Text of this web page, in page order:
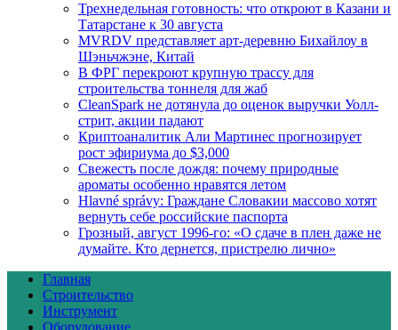
Трехнедельная готовность: что откроют в Казани и
Татарстане к 30 августа
MVRDV представляет арт-деревню Бихайлоу в
Шэньчжэне, Китай
В ФРГ перекроют крупную трассу для
строительства тоннеля для жаб
CleanSpark не дотянула до оценок выручки Уолл-
стрит, акции падают
Криптоаналитик Али Мартинес прогнозирует
рост эфириума до $3,000
Свежесть после дождя: почему природные
ароматы особенно нравятся летом
Hlavné správy: Граждане Словакии массово хотят
вернуть себе российские паспорта
Грозный, август 1996-го: «О сдаче в плен даже не
думайте. Кто дернется, пристрелю лично»
Главная
Строительство
Инструмент